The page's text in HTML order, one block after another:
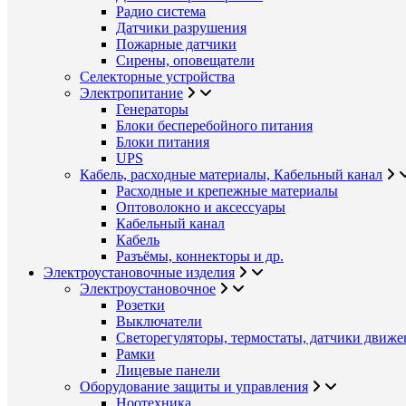
Радио система
Датчики разрушения
Пожарные датчики
Сирены, оповещатели
Селекторные устройства
Электропитание
Генераторы
Блоки бесперебойного питания
Блоки питания
UPS
Кабель, расходные материалы, Кабельный канал
Расходные и крепежные материалы
Оптоволокно и аксессуары
Кабельный канал
Кабель
Разъёмы, коннекторы и др.
Электроустановочные изделия
Электроустановочное
Розетки
Выключатели
Светорегуляторы, термостаты, датчики
Рамки
Лицевые панели
Оборудование защиты и управления
Ноотехника